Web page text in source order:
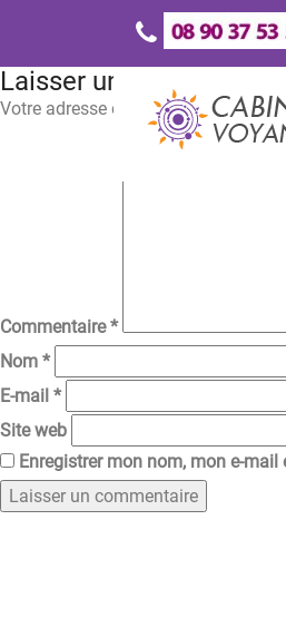
Laisser un commentaire
Votre adresse e-mail ne sera pas
Commentaire*
Nom *
E-mail *
Site web
Enregistrer mon nom, mon e-